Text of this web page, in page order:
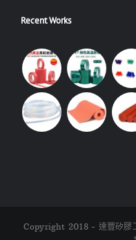
Recent Works
Copyright 2018 - 達豐矽膠